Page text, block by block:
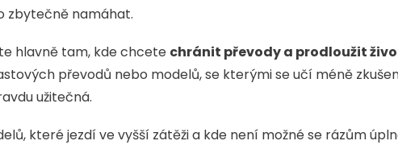
zbytečně namáhat.
hlavně tam, kde chcete chránit převody a prodloužit
převodů nebo modelů, se kterými se učí méně
užitečná.
které jezdí ve vyšší zátěži a kde není možné se rázům